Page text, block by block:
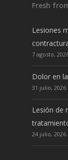
Fresh
Lesiones
7 agosto,
Dolor en
31 julio, 2026
Lesión de
24 julio, 2026